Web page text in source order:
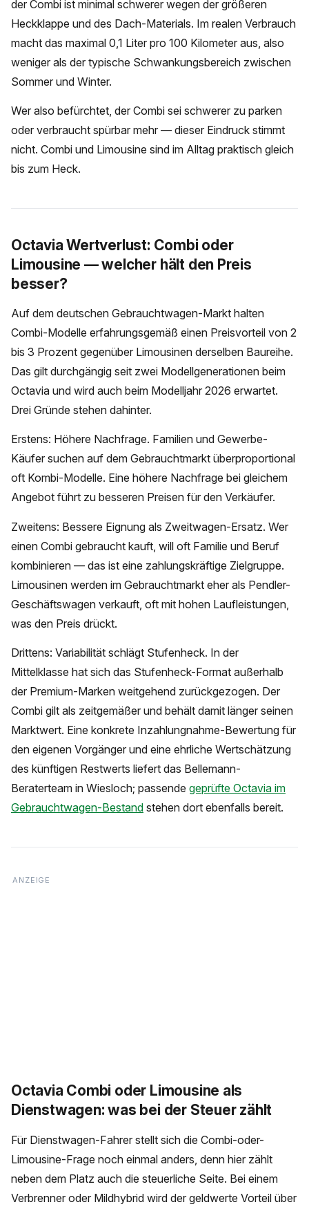
der Combi ist minimal schwerer wegen der größeren
Heckklappe und des Dach-Materials. Im realen Verbrauch
macht das maximal 0,1 Liter pro 100 Kilometer aus, also
weniger als der typische Schwankungsbereich zwischen
Sommer und Winter.
Wer also befürchtet, der Combi sei schwerer zu parken
oder verbraucht spürbar mehr — dieser Eindruck stimmt
nicht. Combi und Limousine sind im Alltag praktisch gleich
bis zum Heck.
Octavia Wertverlust: Combi oder
Limousine — welcher hält den Preis
besser?
Auf dem deutschen Gebrauchtwagen-Markt halten
Combi-Modelle erfahrungsgemäß einen Preisvorteil von 2
bis 3 Prozent gegenüber Limousinen derselben Baureihe.
Das gilt durchgängig seit zwei Modellgenerationen beim
Octavia und wird auch beim Modelljahr 2026 erwartet.
Drei Gründe stehen dahinter.
Erstens: Höhere Nachfrage. Familien und Gewerbe-
Käufer suchen auf dem Gebrauchtmarkt überproportional
oft Kombi-Modelle. Eine höhere Nachfrage bei gleichem
Angebot führt zu besseren Preisen für den Verkäufer.
Zweitens: Bessere Eignung als Zweitwagen-Ersatz. Wer
einen Combi gebraucht kauft, will oft Familie und Beruf
kombinieren — das ist eine zahlungskräftige Zielgruppe.
Limousinen werden im Gebrauchtmarkt eher als Pendler-
Geschäftswagen verkauft, oft mit hohen Laufleistungen,
was den Preis drückt.
Drittens: Variabilität schlägt Stufenheck. In der
Mittelklasse hat sich das Stufenheck-Format außerhalb
der Premium-Marken weitgehend zurückgezogen. Der
Combi gilt als zeitgemäßer und behält damit länger seinen
Marktwert. Eine konkrete Inzahlungnahme-Bewertung für
den eigenen Vorgänger und eine ehrliche Wertschätzung
des künftigen Restwerts liefert das Bellemann-
Beraterteam in Wiesloch; passende geprüfte Octavia im
Gebrauchtwagen-Bestand stehen dort ebenfalls bereit.
Octavia Combi oder Limousine als
Dienstwagen: was bei der Steuer zählt
Für Dienstwagen-Fahrer stellt sich die Combi-oder-
Limousine-Frage noch einmal anders, denn hier zählt
neben dem Platz auch die steuerliche Seite. Bei einem
Verbrenner oder Mildhybrid wird der geldwerte Vorteil über